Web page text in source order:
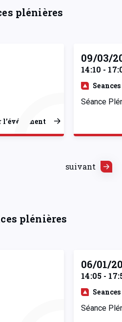
plénières
09/03/
14:10 -
Séance
suivant
plénières
06/01/
14:05 -
Séance